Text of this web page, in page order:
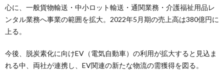
心に、一般貨物輸送・中小ロット輸送・通関業務・介護福祉用品レ
ンタル業務へ事業の範囲を拡大。2022年5月期の売上高は380億円に
上る。
今後、脱炭素化に向けEV（電気自動車）の利用が拡大すると見込ま
れる中、両社が連携し、EV関連の新たな物流の需獲得を図る。